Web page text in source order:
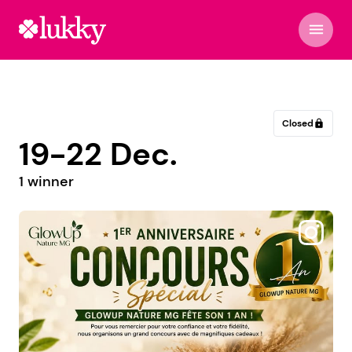
menu
Closed lock
19-22 Dec.
1 winner
@kavacamodas